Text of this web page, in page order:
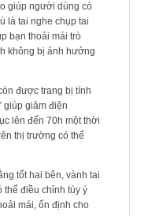
giúp người dùng có
là tai nghe chụp tai
bạn thoải mái trò
không bị ảnh hưởng
được trang bị tính
giúp giảm điện
lên đến 70h một thời
thị trường có thể
tốt hai bên, vành tai
thể điều chỉnh tùy ý
mái, ổn định cho